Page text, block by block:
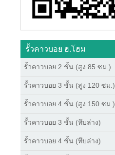
รั้วคาวบอย ฮ.โฮม
รั้วคาวบอย 2 ชั้น (สูง 85 ซม.)
รั้วคาวบอย 3 ชั้น (สูง 120 ซม.)
รั้วคาวบอย 4 ชั้น (สูง 150 ซม.)
รั้วคาวบอย 3 ชั้น (ทึบล่าง)
รั้วคาวบอย 4 ชั้น (ทึบล่าง)